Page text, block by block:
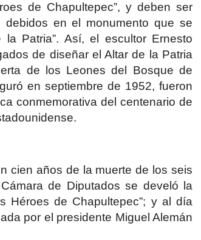
de Chapultepec”, y deben ser
en el monumento que se
Patria”. Así, el escultor Ernesto
de diseñar el Altar de la Patria
de los Leones del Bosque de
en septiembre de 1952, fueron
conmemorativa del centenario de
cien años de la muerte de los seis
de Diputados se develó la
Héroes de Chapultepec”; y al día
por el presidente Miguel Alemán